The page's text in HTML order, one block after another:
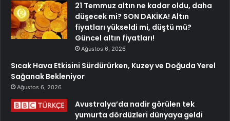
21 Temmuz altın ne kadar oldu, daha
düşecek mi? SON DAKİKA! Altın
fiyatları yükseldi mi, düştü mü?
Güncel altın fiyatları!
Ağustos 6, 2026
Sıcak Hava Etkisini Sürdürürken, Kuzey ve Doğuda Yerel
Sağanak Bekleniyor
Ağustos 6, 2026
Avustralya’da nadir görülen tek
yumurta dördüzleri dünyaya geldi